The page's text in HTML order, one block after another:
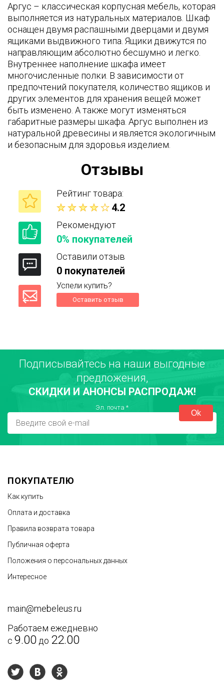
Аргус – классическая корпусная мебель, которая
выполняется из натуральных материалов. Шкаф
оснащен двумя распашными дверцами и двумя
ящиками выдвижного типа. Ящики движутся по
направляющим абсолютно бесшумно и легко.
Внутреннее наполнение шкафа имеет
многочисленные полки. В зависимости от
предпочтений покупателя, количество ящиков и
других элементов для хранения вещей может
быть изменено. А также могут изменяться
габаритные размеры шкафа. Аргус выполнен из
натуральной древесины и является экологичным
и безопасным для здоровья изделием.
Отзывы
Рейтинг товара:
4.2
Рекомендуют
0% покупателей
Оставили отзыв
0 покупателей
Успели купить?
Оставить отзыв
Ваше имя
Достоинства
Недостатки
Текст отзыва*
Подписывайтесь на наши выгодные
предложения,
СКИДКИ И АНОНСЫ РАСПРОДАЖ!
Эл. почта *
ПОКУПАТЕЛЮ
Как купить
Оплата и доставка
Правила возврата товара
Публичная оферта
Положения о персональных данных
Интересное
main@mebeleus.ru
Работаем ежедневно
с 9.00 до 22.00